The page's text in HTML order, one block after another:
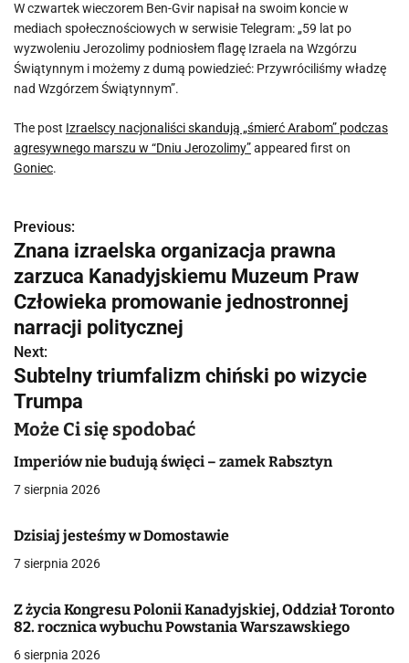
W czwartek wieczorem Ben-Gvir napisał na swoim koncie w
mediach społecznościowych w serwisie Telegram: „59 lat po
wyzwoleniu Jerozolimy podniosłem flagę Izraela na Wzgórzu
Świątynnym i możemy z dumą powiedzieć: Przywróciliśmy władzę
nad Wzgórzem Świątynnym”.
The post Izraelscy nacjonaliści skandują „śmierć Arabom” podczas
agresywnego marszu w “Dniu Jerozolimy”appeared first on
Goniec.
N
a
w
i
g
a
c
j
w
i
s
Previous:
Znana izraelska organizacja prawna
zarzuca Kanadyjskiemu Muzeum Praw
Człowieka promowanie jednostronnej
narracji politycznej
Next:
Subtelny triumfalizm chiński po wizycie
Trumpa
Może Ci się spodobać
Imperiów nie budują święci – zamek Rabsztyn
7 sierpnia 2026
Dzisiaj jesteśmy w Domostawie
7 sierpnia 2026
Z życia Kongresu Polonii Kanadyjskiej, Oddział Toronto
82. rocznica wybuchu Powstania Warszawskiego
6 sierpnia 2026